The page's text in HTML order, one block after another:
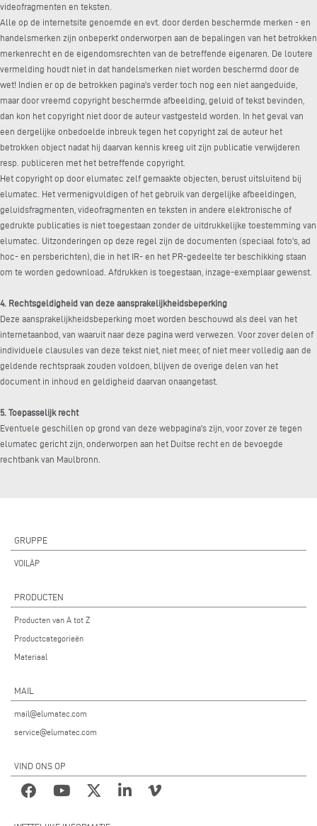
videofragmenten en teksten.
Alle op de internetsite genoemde en evt. door derden beschermde merken - en
handelsmerken zijn onbeperkt onderworpen aan de bepalingen van het betrokken
merkenrecht en de eigendomsrechten van de betreffende eigenaren. De loutere
vermelding houdt niet in dat handelsmerken niet worden beschermd door de
wet! Indien er op de betrokken pagina's verder toch nog een niet aangeduide,
maar door vreemd copyright beschermde afbeelding, geluid of tekst bevinden,
dan kon het copyright niet door de auteur vastgesteld worden. In het geval van
een dergelijke onbedoelde inbreuk tegen het copyright zal de auteur het
betrokken object nadat hij daarvan kennis kreeg uit zijn publicatie verwijderen
resp. publiceren met het betreffende copyright.
Het copyright op door elumatec zelf gemaakte objecten, berust uitsluitend bij
elumatec. Het vermenigvuldigen of het gebruik van dergelijke afbeeldingen,
geluidsfragmenten, videofragmenten en teksten in andere elektronische of
gedrukte publicaties is niet toegestaan zonder de uitdrukkelijke toestemming van
elumatec. Uitzonderingen op deze regel zijn de documenten (speciaal foto's, ad
hoc- en persberichten), die in het IR- en het PR-gedeelte ter beschikking staan
om te worden gedownload. Afdrukken is toegestaan, inzage-exemplaar gewenst.
4. Rechtsgeldigheid van deze aansprakelijkheidsbeperking
Deze aansprakelijkheidsbeperking moet worden beschouwd als deel van het
internetaanbod, van waaruit naar deze pagina werd verwezen. Voor zover delen of
individuele clausules van deze tekst niet, niet meer, of niet meer volledig aan de
geldende rechtspraak zouden voldoen, blijven de overige delen van het
document in inhoud en geldigheid daarvan onaangetast.
5. Toepasselijk recht
Eventuele geschillen op grond van deze webpagina's zijn, voor zover ze tegen
elumatec gericht zijn, onderworpen aan het Duitse recht en de bevoegde
rechtbank van Maulbronn.
GRUPPE
VOILÀP
PRODUCTEN
Producten van A tot Z
Productcategorieën
Materiaal
MAIL
mail@elumatec.com
service@elumatec.com
VIND ONS OP